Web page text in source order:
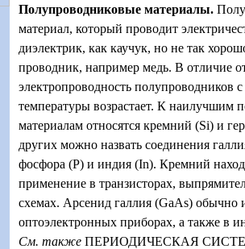
Полупроводниковые материалы.
материал, который проводит
диэлектрик, как каучук, но не так
проводник, например медь. В отличие
электропроводность полупроводников
температуры возрастает. К наилучшим
материалам относятся кремний (Si) и
других можно назвать соединения
фосфора (P) и индия (In). Кремний
применение в транзисторах,
схемах. Арсенид галлия (GaAs)
оптоэлектронных приборах, а также в
См. также ПЕРИОДИЧЕСКАЯ